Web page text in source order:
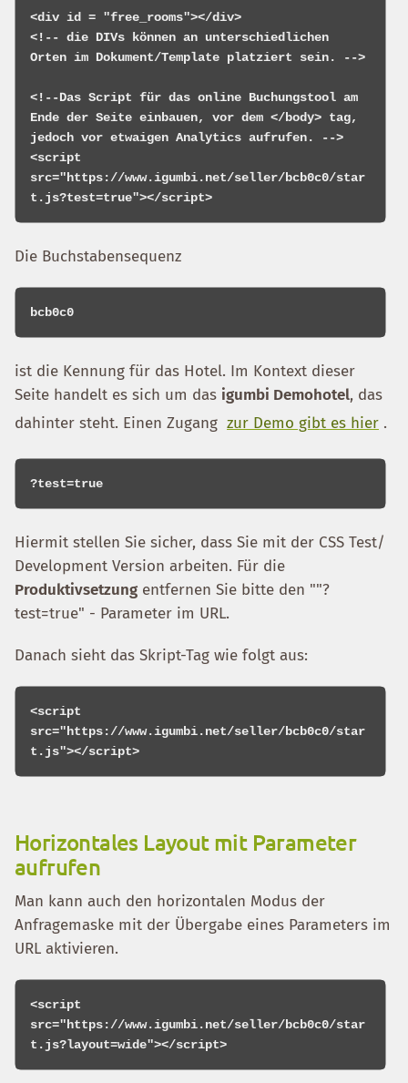
<div id = "free_rooms"></div>
<!-- die DIVs können an unterschiedlichen
Orten im Dokument/Template platziert sein. -->
<!--Das Script für das online Buchungstool am
Ende der Seite einbauen, vor dem </body> tag,
jedoch vor etwaigen Analytics aufrufen. -->
<script
src="https://www.igumbi.net/seller/bcb0c0/star
Die Buchstabensequenz
ist die Kennung für das Hotel. Im Kontext dieser
Seite handelt es sich um das igumbi Demohotel, das
dahinter steht. Einen Zugang zur Demo gibt es hier .
Hiermit stellen Sie sicher, dass Sie mit der CSS Test/
Development Version arbeiten. Für die
Produktivsetzung entfernen Sie bitte den ""?
test=true" - Parameter im URL.
Danach sieht das Skript-Tag wie folgt aus:
<script
src="https://www.igumbi.net/seller/bcb0c0/star
Horizontales Layout mit Parameter
aufrufen
Man kann auch den horizontalen Modus der
Anfragemaske mit der Übergabe eines Parameters im
URL aktivieren.
<script
src="https://www.igumbi.net/seller/bcb0c0/star